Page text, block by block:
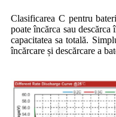
Clasificarea C pentru
poate încărca sau
capacitatea sa totală.
încărcare și descărcare a